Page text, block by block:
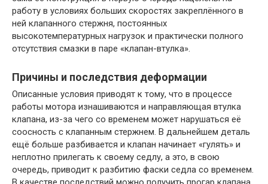
работу в условиях больших скоростях закреплённого в
ней клапанного стержня, постоянных
высокотемпературных нагрузок и практически полного
отсутствия смазки в паре «клапан-втулка».
Причины и последствия деформации
Описанные условия приводят к тому, что в процессе
работы мотора изнашиваются и направляющая втулка
клапана, из-за чего со временем может нарушаться её
соосность с клапанным стержнем. В дальнейшем деталь
ещё больше разбивается и клапан начинает «гулять» и
неплотно прилегать к своему седлу, а это, в свою
очередь, приводит к разбитию фаски седла со временем.